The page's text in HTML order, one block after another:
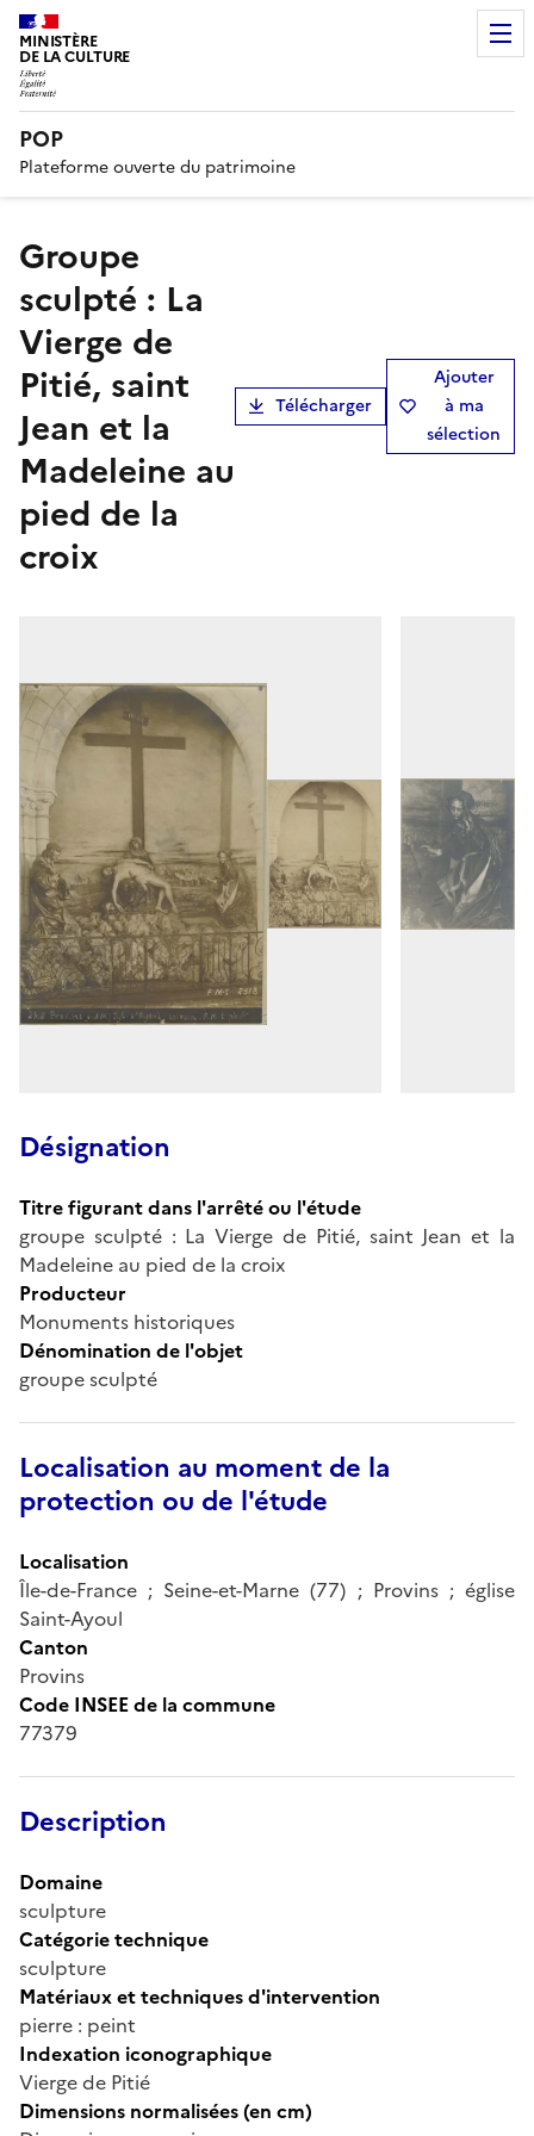
MINISTÈRE
DE LA CULTURE
POP
Plateforme ouverte du patrimoine
groupe
sculpté : La
Vierge de
Pitié, saint
Jean et la
Madeleine au
pied de la
croix
Télécharger
Ajouter
à ma
sélection
Désignation
Titre figurant dans l'arrêté ou l'étude
groupe sculpté : La Vierge de Pitié, saint Jean et la
Madeleine au pied de la croix
Producteur
Monuments historiques
Dénomination de l'objet
groupe sculpté
Localisation au moment de la
protection ou de l'étude
Localisation
Île-de-France ; Seine-et-Marne (77) ; Provins ; église
Saint-Ayoul
Canton
Provins
Code INSEE de la commune
77379
Description
Domaine
sculpture
Catégorie technique
sculpture
Matériaux et techniques d'intervention
pierre : peint
Indexation iconographique
Vierge de Pitié
Dimensions normalisées (en cm)